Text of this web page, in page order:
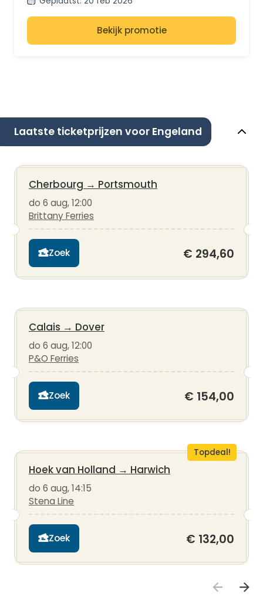
Bekijk promotie
Laatste ticketprijzen voor Engeland
Cherbourg → Portsmouth
do 6 aug, 12:00
Brittany Ferries
Zoek € 294,60
Calais → Dover
do 6 aug, 12:00
P&O Ferries
Zoek € 154,00
Topdeal!
Hoek van Holland → Harwich
do 6 aug, 14:15
Stena Line
Zoek € 132,00